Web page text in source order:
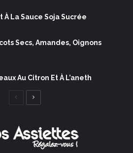
À La Sauce Soja Sucrée
Secs, Amandes, Oignons
Au Citron Et À L’aneth
Page